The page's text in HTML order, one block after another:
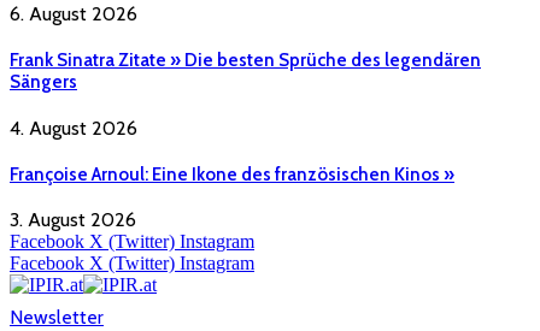
6. August 2026
Frank Sinatra Zitate » Die besten Sprüche des legendären
Sängers
4. August 2026
Françoise Arnoul: Eine Ikone des französischen Kinos »
3. August 2026
Facebook X (Twitter) Instagram
Facebook X (Twitter) Instagram
Newsletter